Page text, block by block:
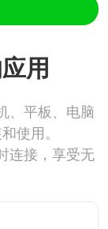
用
、平板、电脑
使用。
连接，享受无